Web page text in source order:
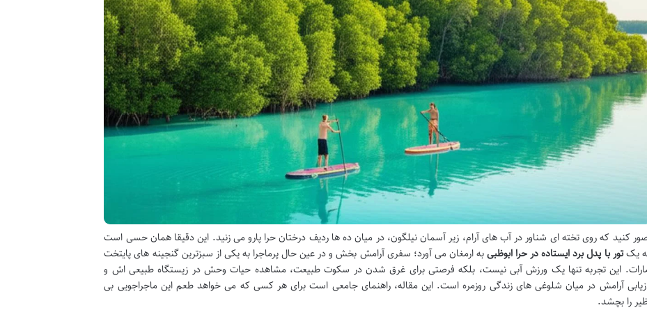
کنید که روی تخته ای شناور در آب های آرام، زیر آسمان نیلگون، در میان ده ها ردیف درختان حرا پارو می زنید. این دقیقا همان حسی است
یکتور با پدل برد ایستاده در حرا ابوظبیبه ارمغان می آورد؛ سفری آرامش بخش و در عین حال پرماجرا به یکی از سبزترین گنجینه های پایتخت
این تجربه تنها یک ورزش آبی نیست، بلکه فرصتی برای غرق شدن در سکوت طبیعت، مشاهده حیات وحش در زیستگاه طبیعی اش و
آرامش در میان شلوغی های زندگی روزمره است. این مقاله، راهنمای جامعی است برای هر کسی که می خواهد طعم این ماجراجویی بی
را بچشد.